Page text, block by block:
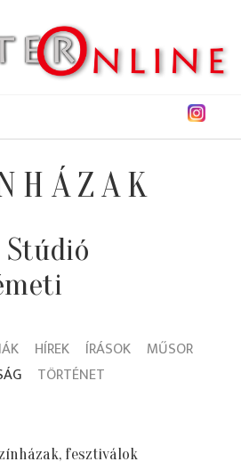
HÍREK ÍRÁSOK
MŰSOR
TÖRTÉNET
fesztiválok